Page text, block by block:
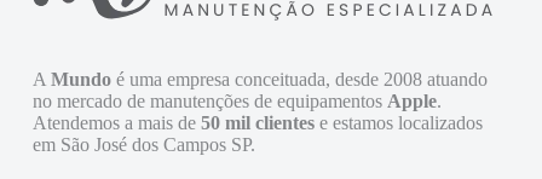
A Mundoé uma empresa conceituada, desde 2008 atuando
no mercado de manutenções de equipamentos Apple.
Atendemos a mais de 50 mil clientese estamos localizados
em São José dos Campos SP.